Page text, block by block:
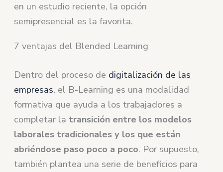
en un estudio reciente, la opción
semipresencial es la favorita.
7 ventajas del Blended Learning
Dentro del proceso de digitalización de las
empresas, el B-Learning es una modalidad
formativa que ayuda a los trabajadores a
completar la transición entre los modelos
laborales tradicionales y los que están
abriéndose paso poco a poco. Por supuesto,
también plantea una serie de beneficios para